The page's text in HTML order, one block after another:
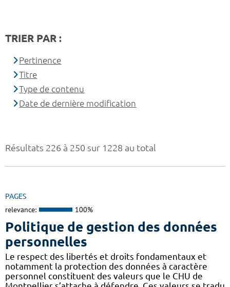
Résultats 226 à 250 sur 1228 au total
PAGES
relevance: 100%
Politique de gestion des données
personnelles
Le respect des libertés et droits fondamentaux et
notamment la protection des données à caractère
personnel constituent des valeurs que le CHU de
TRIER PAR :
Pertinence
Titre
Type de contenu
Date de dernière modification